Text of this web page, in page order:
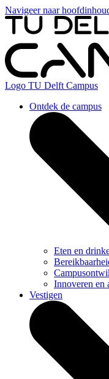
Navigeer naar
Logo TU Delft Campus
Ontdek de campus
Eten en
Innoveren en
Vestigen